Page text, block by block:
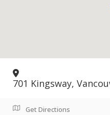
701 Kingsway,
Get Directions